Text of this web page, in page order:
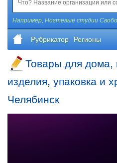
Например, Ногтевые студии
Рубрикатор Регионы
Товары для дома,
изделия, упаковка и
Челябинск